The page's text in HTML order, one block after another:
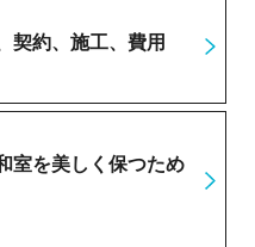
契約、施工、費用
室を美しく保つため